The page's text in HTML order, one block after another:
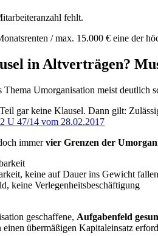
fehlt.
/ max. 15.000 € eine der
in Altverträgen?
Umorganisation meist deutlich
gar keine Klausel. Dann gilt:
U 47/14 vom 28.02.2017
immervier Grenzen der
keine auf Dauer ins Gewicht
keine Verlegenheitsbeschäftigung
geschaffene, Aufgabenfeld
übermäßigen Kapitaleinsatz